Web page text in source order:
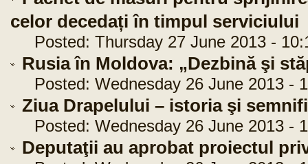
celor decedați în timpul serviciului
Posted: Thursday 27 June 2013 -
Rusia în Moldova: „Dezbină şi
Posted: Wednesday 26 June 2013 -
Ziua Drapelului – istoria şi
Posted: Wednesday 26 June 2013 -
Deputaţii au aprobat proiectul